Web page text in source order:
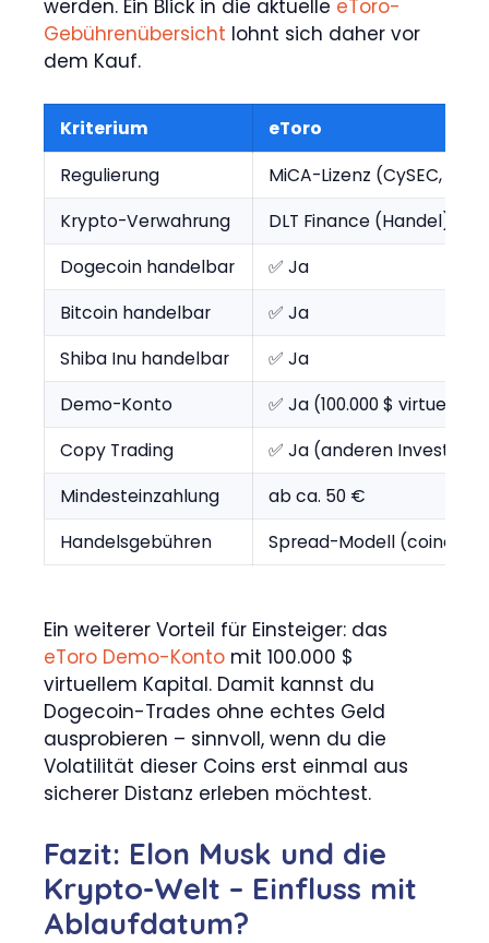
werden. Ein Blick in die aktuelle eToro-
Gebührenübersicht lohnt sich daher vor
dem Kauf.
Kriterium eToro
Regulierung
MiCA-Lizenz (CySEC, seit
Krypto-Verwahrung
DLT Finance (Handel) /
Dogecoin handelbar
✅ Ja
Bitcoin handelbar
✅ Ja
Shiba Inu handelbar
✅ Ja
Demo-Konto
✅ Ja (100.000 $ virtuelles
Copy Trading
✅ Ja (anderen
Mindesteinzahlung
ab ca. 50 €
Handelsgebühren
Spread-Modell
Ein weiterer Vorteil für Einsteiger: das
eToro Demo-Konto mit 100.000 $
virtuellem Kapital. Damit kannst du
Dogecoin-Trades ohne echtes Geld
ausprobieren – sinnvoll, wenn du die
Volatilität dieser Coins erst einmal aus
sicherer Distanz erleben möchtest.
Fazit: Elon Musk und die
Krypto-Welt – Einfluss mit
Ablaufdatum?